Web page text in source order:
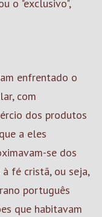
o "exclusivo",
enfrentado o
com
dos produtos
a eles
se dos
fé cristã, ou seja,
português
que habitavam